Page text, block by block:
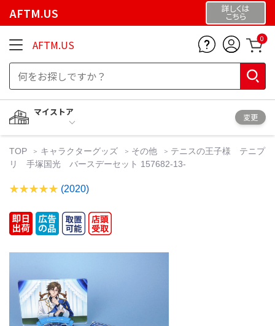
AFTM.US 詳しくは
こちら
AFTM.US 0
マイストア
変更
TOP キャラクターグッズ その他
テニスの王子様 テニプ
リ 手塚国光 バースデーセット 157682-13-
(2020)